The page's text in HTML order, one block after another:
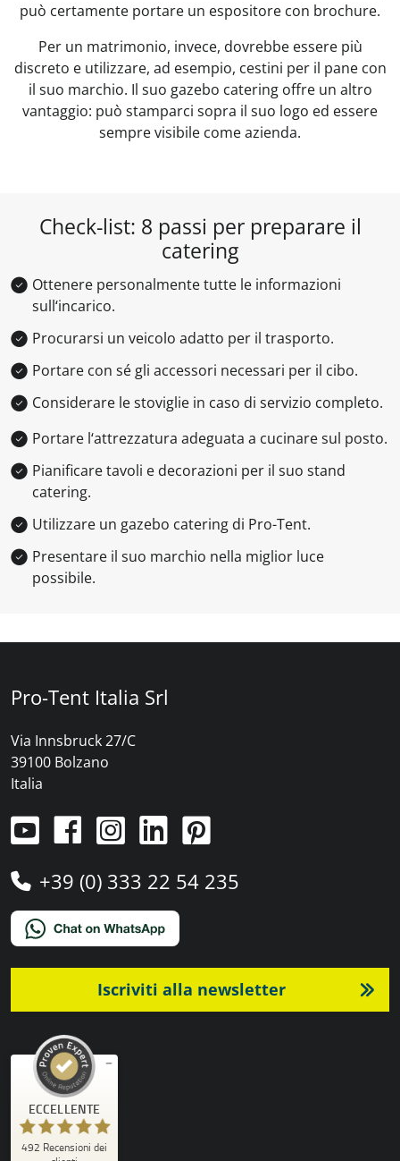
può certamente portare un espositore con brochure.
Per un matrimonio, invece, dovrebbe essere più
discreto e utilizzare, ad esempio, cestini per il pane con
il suo marchio. Il suo gazebo catering offre un altro
vantaggio: può stamparci sopra il suo logo ed essere
sempre visibile come azienda.
Check-list: 8 passi per preparare il
catering
Ottenere personalmente tutte le informazioni
sull‘incarico.
Procurarsi un veicolo adatto per il trasporto.
Portare con sé gli accessori necessari per il cibo.
Considerare le stoviglie in caso di servizio completo.
Portare l‘attrezzatura adeguata a cucinare sul posto.
Pianificare tavoli e decorazioni per il suo stand
catering.
Utilizzare un gazebo catering di Pro-Tent.
Presentare il suo marchio nella miglior luce
possibile.
Pro-Tent Italia Srl
Via Innsbruck 27/C
39100 Bolzano
Italia
+39 (0) 333 22 54 235
Iscriviti alla newsletter
ECCELLENTE
492 Recensioni dei
Recensioni ed esperienze dei clienti per
profili
)
ECCELLENTE